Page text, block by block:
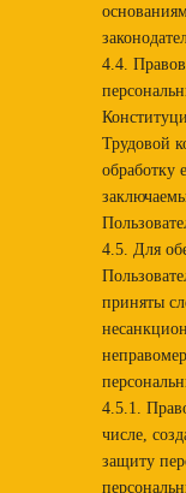
4.4.
Трудовой
обработку
4.5. Для
приняты
4.5.1.
числе,
защиту